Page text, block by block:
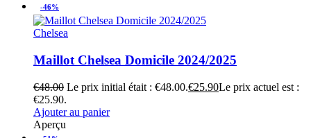
-46%
Chelsea
Maillot Chelsea Domicile 2024/2025
€48.00 Le prix initial était : €48.00.€25.90Le prix actuel est :
€25.90.
Ajouter au panier
Aperçu